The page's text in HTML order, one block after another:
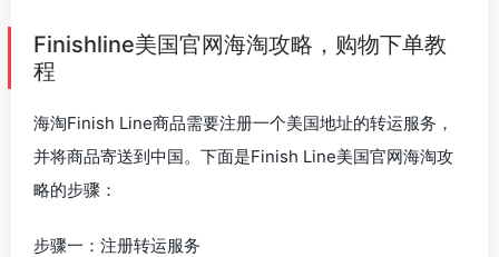
Finishline美国官网海淘攻略，购物下单教
程
海淘Finish Line商品需要注册一个美国地址的转运服务，
并将商品寄送到中国。下面是Finish Line美国官网海淘攻
略的步骤：
步骤一：注册转运服务